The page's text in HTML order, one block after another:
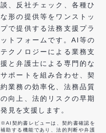
談、反社チェック、各種ひ
な形の提供等をワンストッ
プで提供する法務支援プラ
ットフォームです。AI等の
テクノロジーによる業務支
援と弁護士による専門的な
サポートを組み合わせ、契
約業務の効率化、法務品質
の向上、法的リスクの早期
発見を支援します。
※AI契約書レビューは、契約書確認を
補助する機能であり、法的判断や弁護